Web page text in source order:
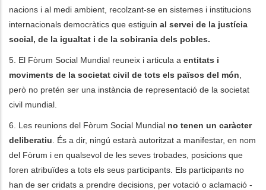
nacions i al medi ambient, recolzant-se en sistemes i institucions
internacionals democràtics que estiguin al servei de la justícia
social, de la igualtat i de la sobirania dels pobles.
5. El Fòrum Social Mundial reuneix i articula a entitats i
moviments de la societat civil de tots els països del món
però no pretén ser una instància de representació de la societat
civil mundial.
6. Les reunions del Fòrum Social Mundial no tenen un caràcter
deliberatiu . És a dir, ningú estarà autoritzat a manifestar, en nom
del Fòrum i en qualsevol de les seves trobades, posicions que
foren atribuïdes a tots els seus participants. Els participants no
han de ser cridats a prendre decisions, per votació o aclamació -